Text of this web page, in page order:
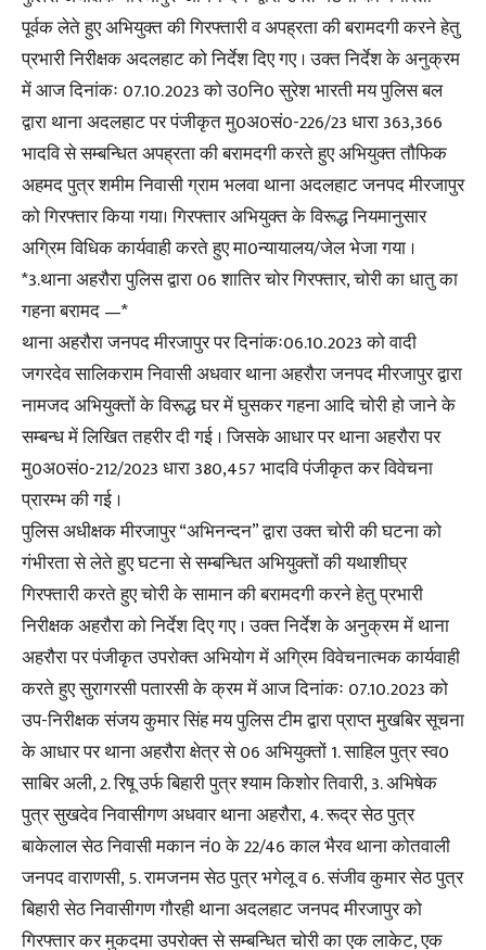
पूर्वक लेते हुए अभियुक्त की गिरफ्तारी व अपह्रता की बरामदगी करने हेतु
प्रभारी निरीक्षक अदलहाट को निर्देश दिए गए । उक्त निर्देश के अनुक्रम
में आज दिनांकः 07.10.2023 को उ0नि0 सुरेश भारती मय पुलिस बल
द्वारा थाना अदलहाट पर पंजीकृत मु0अ0सं0-226/23 धारा 363,366
भादवि से सम्बन्धित अपह्रता की बरामदगी करते हुए अभियुक्त तौफिक
अहमद पुत्र शमीम निवासी ग्राम भलवा थाना अदलहाट जनपद मीरजापुर
को गिरफ्तार किया गया। गिरफ्तार अभियुक्त के विरूद्ध नियमानुसार
अग्रिम विधिक कार्यवाही करते हुए मा0न्यायालय/जेल भेजा गया ।
*3.थाना अहरौरा पुलिस द्वारा 06 शातिर चोर गिरफ्तार, चोरी का धातु का
गहना बरामद —*
थाना अहरौरा जनपद मीरजापुर पर दिनांकः06.10.2023 को वादी
जगरदेव सालिकराम निवासी अधवार थाना अहरौरा जनपद मीरजापुर द्वारा
नामजद अभियुक्तों के विरूद्ध घर में घुसकर गहना आदि चोरी हो जाने के
सम्बन्ध में लिखित तहरीर दी गई । जिसके आधार पर थाना अहरौरा पर
मु0अ0सं0-212/2023 धारा 380,457 भादवि पंजीकृत कर विवेचना
प्रारम्भ की गई ।
पुलिस अधीक्षक मीरजापुर “अभिनन्दन” द्वारा उक्त चोरी की घटना को
गंभीरता से लेते हुए घटना से सम्बन्धित अभियुक्तों की यथाशीघ्र
गिरफ्तारी करते हुए चोरी के सामान की बरामदगी करने हेतु प्रभारी
निरीक्षक अहरौरा को निर्देश दिए गए । उक्त निर्देश के अनुक्रम में थाना
अहरौरा पर पंजीकृत उपरोक्त अभियोग में अग्रिम विवेचनात्मक कार्यवाही
करते हुए सुरागरसी पतारसी के क्रम में आज दिनांकः 07.10.2023 को
उप-निरीक्षक संजय कुमार सिंह मय पुलिस टीम द्वारा प्राप्त मुखबिर सूचना
के आधार पर थाना अहरौरा क्षेत्र से 06 अभियुक्तों 1. साहिल पुत्र स्व0
साबिर अली, 2. रिषू उर्फ बिहारी पुत्र श्याम किशोर तिवारी, 3. अभिषेक
पुत्र सुखदेव निवासीगण अधवार थाना अहरौरा, 4. रूद्र सेठ पुत्र
बाकेलाल सेठ निवासी मकान नं0 के 22/46 काल भैरव थाना कोतवाली
जनपद वाराणसी, 5. रामजनम सेठ पुत्र भगेलू व 6. संजीव कुमार सेठ पुत्र
बिहारी सेठ निवासीगण गौरही थाना अदलहाट जनपद मीरजापुर को
गिरफ्तार कर मुकदमा उपरोक्त से सम्बन्धित चोरी का एक लाकेट, एक